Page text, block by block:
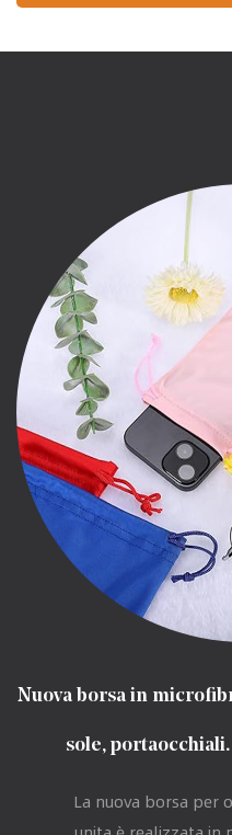
Nuova borsa in
sole,
La nuova borsa per